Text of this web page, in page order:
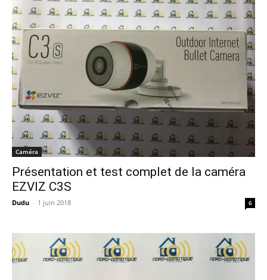
Caméra
Présentation et test complet de la caméra
EZVIZ C3S
Dudu - 1 juin 2018 6